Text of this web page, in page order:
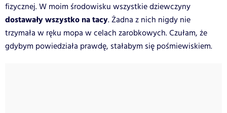
fizycznej. W moim środowisku wszystkie dziewczyny
dostawały wszystko na tacy. Żadna z nich nigdy nie
trzymała w ręku mopa w celach zarobkowych. Czułam, że
gdybym powiedziała prawdę, stałabym się pośmiewiskiem.